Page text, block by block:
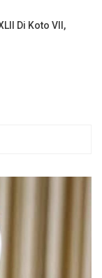
Di Koto VII,